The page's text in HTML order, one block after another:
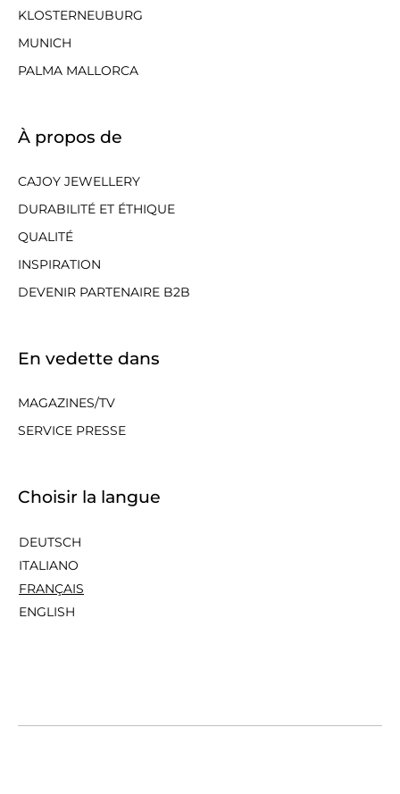
KLOSTERNEUBURG
MUNICH
PALMA MALLORCA
À propos de
CAJOY JEWELLERY
DURABILITÉ ET ÉTHIQUE
QUALITÉ
INSPIRATION
DEVENIR PARTENAIRE B2B
En vedette dans
MAGAZINES/TV
SERVICE PRESSE
Choisir la langue
DEUTSCH
ITALIANO
FRANÇAIS
ENGLISH